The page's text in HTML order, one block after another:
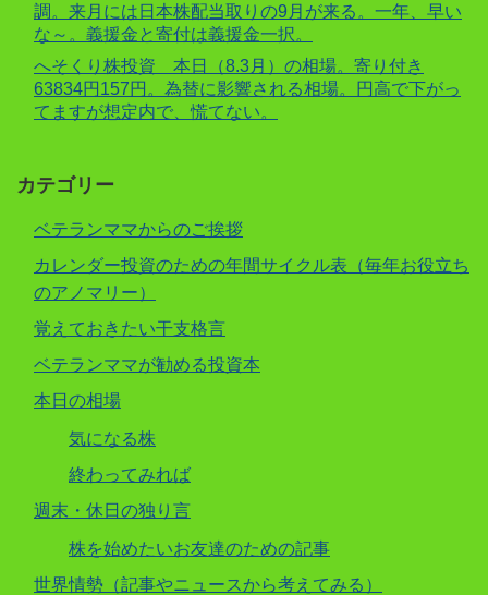
調。来月には日本株配当取りの9月が来る。一年、早い
な～。義援金と寄付は義援金一択。
へそくり株投資 本日（8.3月）の相場。寄り付き
63834円157円。為替に影響される相場。円高で下がっ
てますが想定内で、慌てない。
カテゴリー
ベテランママからのご挨拶
カレンダー投資のための年間サイクル表（毎年お役立ち
のアノマリー）
覚えておきたい干支格言
ベテランママが勧める投資本
本日の相場
気になる株
終わってみれば
週末・休日の独り言
株を始めたいお友達のための記事
世界情勢（記事やニュースから考えてみる）